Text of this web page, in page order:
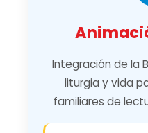
Integración de la
liturgia y vida
familiares de